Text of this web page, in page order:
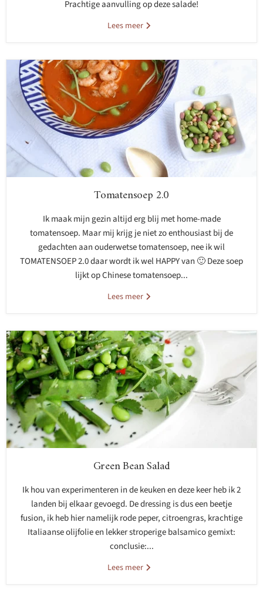
Prachtige aanvulling op deze salade!
Lees meer
Tomatensoep 2.0
Ik maak mijn gezin altijd erg blij met home-made
tomatensoep. Maar mij krijg je niet zo enthousiast bij de
gedachten aan ouderwetse tomatensoep, nee ik wil
TOMATENSOEP 2.0 daar wordt ik wel HAPPY van 🙂 Deze soep
lijkt op Chinese tomatensoep...
Lees meer
Green Bean Salad
Ik hou van experimenteren in de keuken en deze keer heb ik 2
landen bij elkaar gevoegd. De dressing is dus een beetje
fusion, ik heb hier namelijk rode peper, citroengras, krachtige
Italiaanse olijfolie en lekker stroperige balsamico gemixt:
conclusie:...
Lees meer